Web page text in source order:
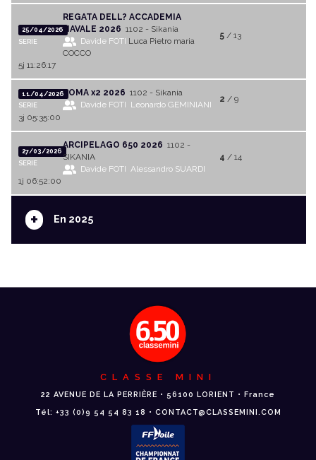
25/04/2026
SERIE
REGATA DELL? ACCADEMIA
NAVALE 2026 1102 - Sikania
Davide FOTI Luca Pietro maria
COCCO
5/ 13
5j 11:26:17
11/04/2026
SERIE
ROMA x2 2026 1102 - Sikania
Davide FOTI Leonardo GEMINIANI
2 / 9
3j 05:35:00
27/03/2026
SERIE
ARCIPELAGO 650 2026 1102 -
SIKANIA
Davide FOTI Alessandro SUARDI
4 / 14
1j 06:52:00
+ En 2025
CLASSE MINI
22 AVENUE DE LA PERRIÈRE • 56100 LORIENT • France
Tél: +33 (0)9 54 54 83 18 • CONTACT@CLASSEMINI.COM